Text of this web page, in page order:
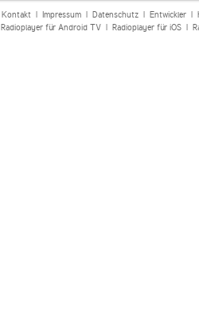
Kontakt| Impressum| Datenschutz| Entwickler|
Radioplayer für Android TV| Radioplayer für iOS|